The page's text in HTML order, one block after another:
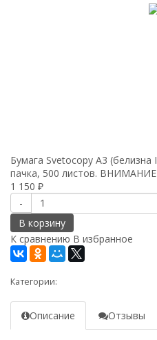
Бумага Svetoсopy А3 (белизна
пачка, 500 листов.
1 150 ₽
-
В корзину
К сравнению В избранное
Категории:
Описание Отзывы